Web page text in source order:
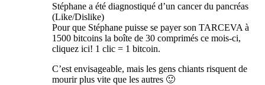
Stéphane a été diagnostiqué d’un cancer du pancréas
(Like/Dislike)
Pour que Stéphane puisse se payer son TARCEVA à
1500 bitcoins la boîte de 30 comprimés ce mois-ci,
cliquez ici! 1 clic = 1 bitcoin.
C’est envisageable, mais les gens chiants risquent de
mourir plus vite que les autres 🙂